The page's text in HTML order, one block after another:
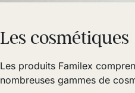
Les cosmétiques
Les produits Familex
nombreuses gammes de